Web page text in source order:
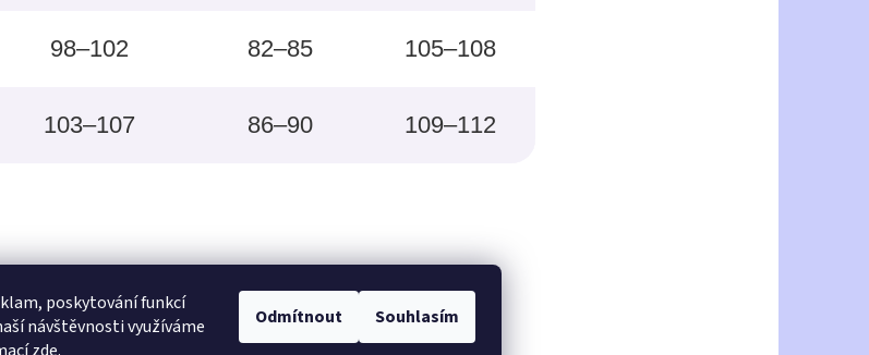
poskytování funkcí
návštěvnosti využíváme
Odmítnout Souhlasím
98–102 82–85 105–108
103–107 86–90 109–112